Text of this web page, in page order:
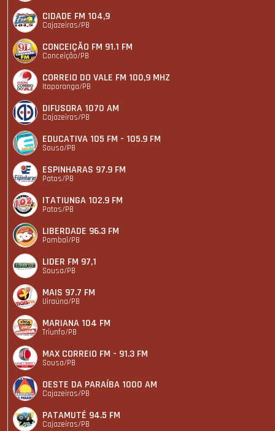
CIDADE FM 104,9
Cajazeiras/PB
CONCEIÇÃO FM 91.1 FM
Conceição/PB
CORREIO DO VALE FM 100,9 MHZ
Itaporanga/PB
DIFUSORA 1070 AM
Cajazeiras/PB
EDUCATIVA 105 FM - 105.9 FM
Sousa/PB
ESPINHARAS 97.9 FM
Patos/PB
ITATIUNGA 102.9 FM
Patos/PB
LIBERDADE 96.3 FM
Pombal/PB
LIDER FM 97,1
Sousa/PB
MAIS 97.7 FM
Uiraúna/PB
MARIANA 104 FM
Triunfo/PB
MAX CORREIO FM - 91.3 FM
Sousa/PB
OESTE DA PARAÍBA 1000 AM
Cajazeiras/PB
PATAMUTÉ 94.5 FM
Cajazeiras/PB